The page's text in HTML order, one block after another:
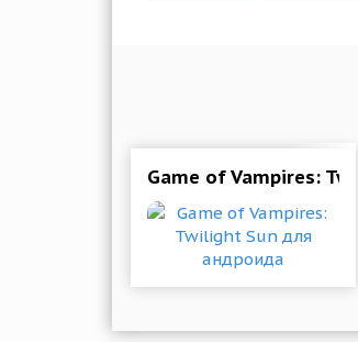
Game of Vampires: